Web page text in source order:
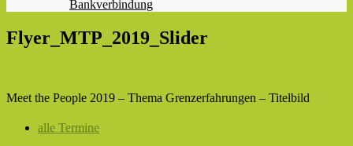
Bankverbindung
Flyer_MTP_2019_Slider
Meet the People 2019 – Thema Grenzerfahrungen – Titelbild
alle Termine